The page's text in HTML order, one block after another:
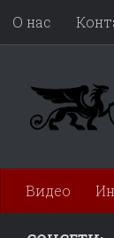
Перейти
О нас
Видео